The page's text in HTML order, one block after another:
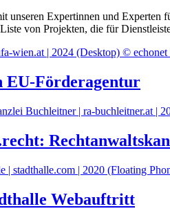
unseren Expertinnen und Experten
von Projekten, die für
EU-Förderagentur
Webauftritt